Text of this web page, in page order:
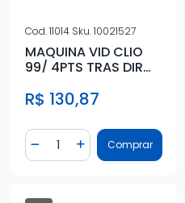
Cod.11014 Sku.10021527
MAQUINA VID CLIO
99/ 4PTS TRAS DIR
R$ 130,87
Diminuir Quantidade
Quantidade
Adicionar Quantidade
Comprar